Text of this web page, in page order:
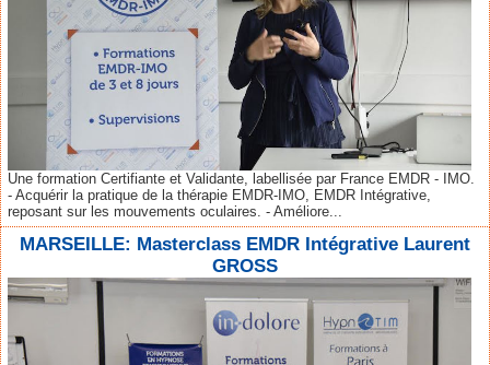
Une formation Certifiante et Validante, labellisée par France EMDR - IMO.
- Acquérir la pratique de la thérapie EMDR-IMO, EMDR Intégrative,
reposant sur les mouvements oculaires. - Améliore...
MARSEILLE: Masterclass EMDR Intégrative Laurent
GROSS